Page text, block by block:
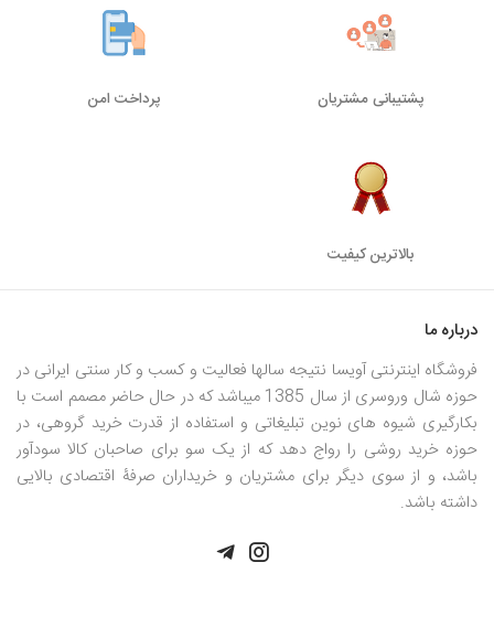
پشتیبانی مشتریان پرداخت امن
بالاترین کیفیت
درباره ما
فروشگاه اینترنتی آویسا نتیجه سالها فعالیت و کسب و کار سنتی ایرانی در
حوزه شال وروسری از سال 1385 میباشد که در حال حاضر مصمم است با
بکارگیری شیوه های نوین تبلیغاتی و استفاده از قدرت خرید گروهی، در
حوزه خرید روشی را رواج دهد که از یک سو برای صاحبان کالا سودآور
باشد، و از سوی دیگر برای مشتریان و خریداران صرفۀ اقتصادی بالایی
داشته باشد.